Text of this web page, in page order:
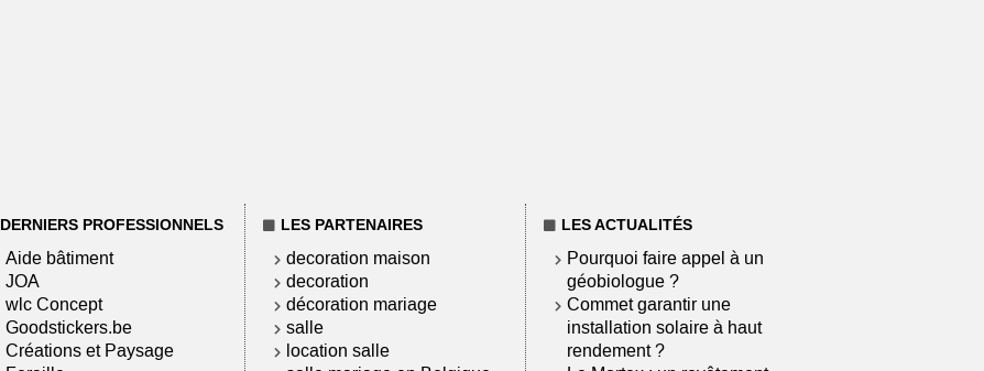
DERNIERS PROFESSIONNELS
Aide bâtiment
JOA
wlc Concept
Goodstickers.be
Créations et Paysage
LES PARTENAIRES
decoration maison
decoration
décoration mariage
salle
location salle
LES ACTUALITÉS
Pourquoi faire appel à un
géobiologue ?
Commet garantir une
installation solaire à haut
rendement ?